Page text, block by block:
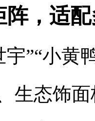
阵，适
宇”“小黄
生态饰